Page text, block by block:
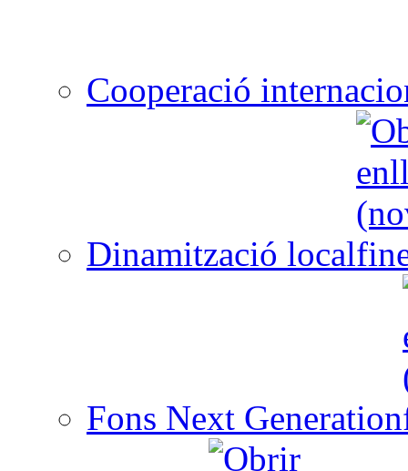
Cooperació
Dinamització local
Fons Next Generation